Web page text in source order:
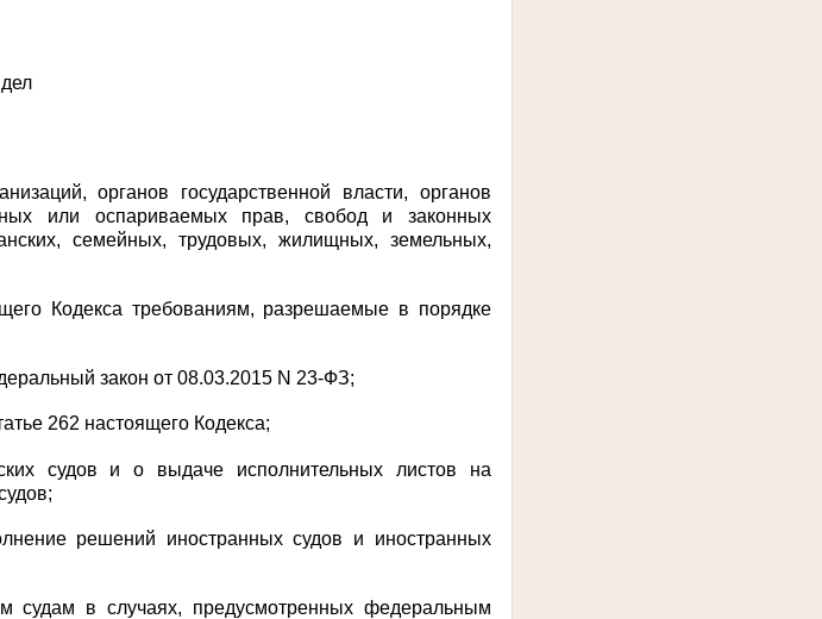
органов государственной власти, органов
или оспариваемых прав, свобод и законных
семейных, трудовых, жилищных, земельных,
Кодекса требованиям, разрешаемые в порядке
закон от 08.03.2015 N 23-ФЗ;
262 настоящего Кодекса;
судов и о выдаче исполнительных листов на
решений иностранных судов и иностранных
судам в случаях, предусмотренных федеральным